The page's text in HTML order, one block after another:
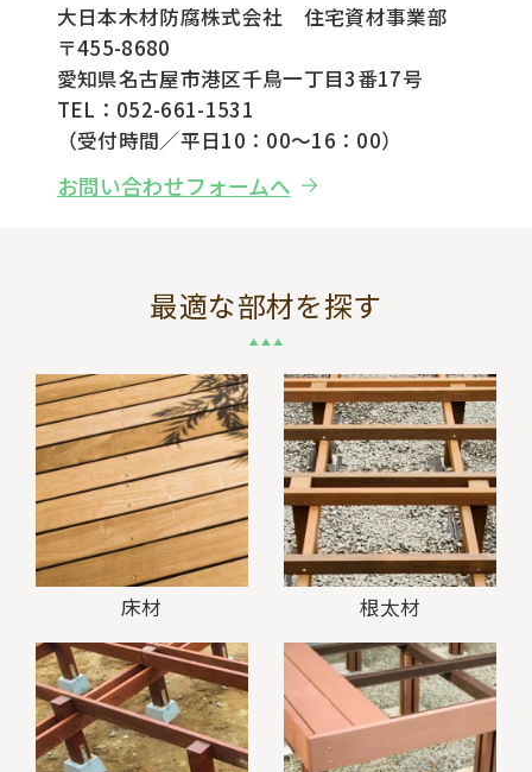
大日本木材防腐株式会社 住宅資材事業部
〒455-8680
愛知県名古屋市港区千鳥一丁目3番17号
TEL：052-661-1531
（受付時間／平日10：00～16：00）
お問い合わせフォームへ
最適な部材を探す
床材 根太材